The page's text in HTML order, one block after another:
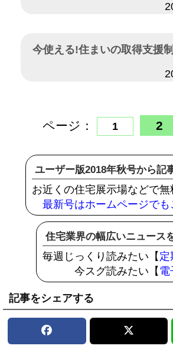
今使える!住まいの取得支援
ページ： 1 2
ユーザー版2018年秋号から記
お近くの住宅展示場などで
最新号はホームページで
住宅業界の幅広いニュース
毎週じっくり読みたい【 定
今スグ読みたい【 電
記事をシェアする